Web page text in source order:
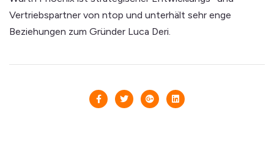
Vertriebspartner von ntop und unterhält sehr enge
Beziehungen zum Gründer Luca Deri.